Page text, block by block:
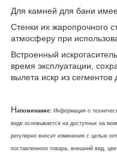
Для камней для бани
Стенки их жаропрочного
атмосферу при
Встроенный
время эксплуатации,
вылета искр из
Напоминание: Информация о
виде основывается на доступных на
регулярно вносит изменения с целью
поставленного товара, внешний вид,